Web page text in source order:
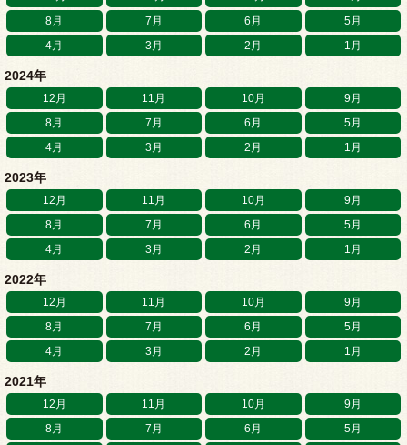
8月
7月 6月
5月
4月
3月 2月 1月
2024年
12月 11月 10月
9月
8月
7月 6月
5月
4月
3月 2月 1月
2023年
12月 11月 10月
9月
8月
7月 6月
5月
4月
3月 2月 1月
2022年
12月 11月 10月
9月
8月
7月 6月
5月
4月
3月 2月 1月
2021年
12月 11月 10月
9月
8月
7月 6月
5月